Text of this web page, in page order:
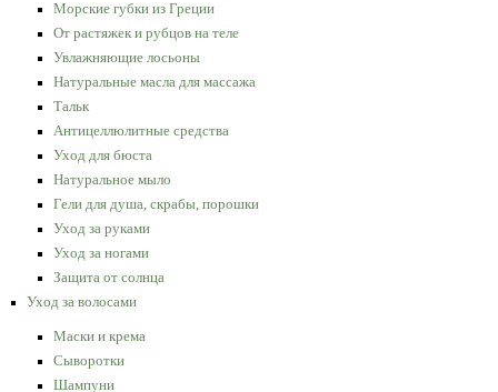
Морские губки из Греции
От растяжек и рубцов на теле
Увлажняющие лосьоны
Натуральные масла для массажа
Тальк
Антицеллюлитные средства
Уход для бюста
Натуральное мыло
Гели для душа, скрабы, порошки
Уход за руками
Уход за ногами
Защита от солнца
Уход за волосами
Маски и крема
Сыворотки
Шампуни